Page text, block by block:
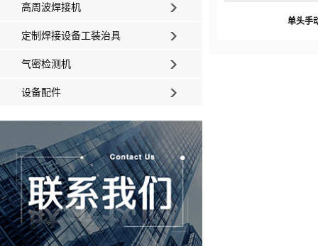
高周波焊接机
定制焊接设备工装治具
气密检测机
设备配件
单头手